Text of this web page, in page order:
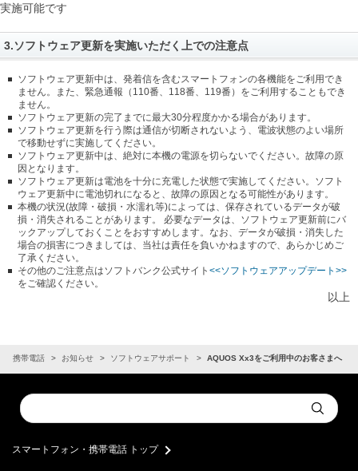
実施可能です
3.ソフトウェア更新を実施いただく上での注意点
ソフトウェア更新中は、発着信を含むスマートフォンの各機能をご利用でき
ません。また、緊急通報（110番、118番、119番）をご利用することもでき
ません。
ソフトウェア更新の完了までに最大30分程度かかる場合があります。
ソフトウェア更新を行う際は通信が切断されないよう、電波状態のよい場所
で移動せずに実施してください。
ソフトウェア更新中は、絶対に本機の電源を切らないでください。故障の原
因となります。
ソフトウェア更新は電池を十分に充電した状態で実施してください。ソフト
ウェア更新中に電池切れになると、故障の原因となる可能性があります。
本機の状況(故障・破損・水濡れ等)によっては、保存されているデータが破
損・消失されることがあります。 必要なデータは、ソフトウェア更新前にバ
ックアップしておくことをおすすめします。なお、データが破損・消失した
場合の損害につきましては、当社は責任を負いかねますので、あらかじめご
了承ください。
その他のご注意点はソフトバンク公式サイト <<ソフトウェアアップデート>>
をご確認ください。
以上
・携帯電話 お知らせ ソフトウェアサポート AQUOS Xx3をご利用中のお客さまへ
Conduct
a
Submit
スマートフォン・携帯電話 トップ